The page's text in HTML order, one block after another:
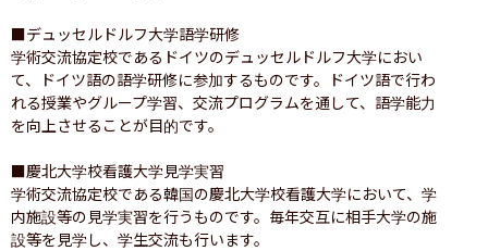
■デュッセルドルフ大学語学研修
学術交流協定校であるドイツのデュッセルドルフ大学におい
て、ドイツ語の語学研修に参加するものです。ドイツ語で行わ
れる授業やグループ学習、交流プログラムを通して、語学能力
を向上させることが目的です。
■慶北大学校看護大学見学実習
学術交流協定校である韓国の慶北大学校看護大学において、学
内施設等の見学実習を行うものです。毎年交互に相手大学の施
設等を見学し、学生交流も行います。